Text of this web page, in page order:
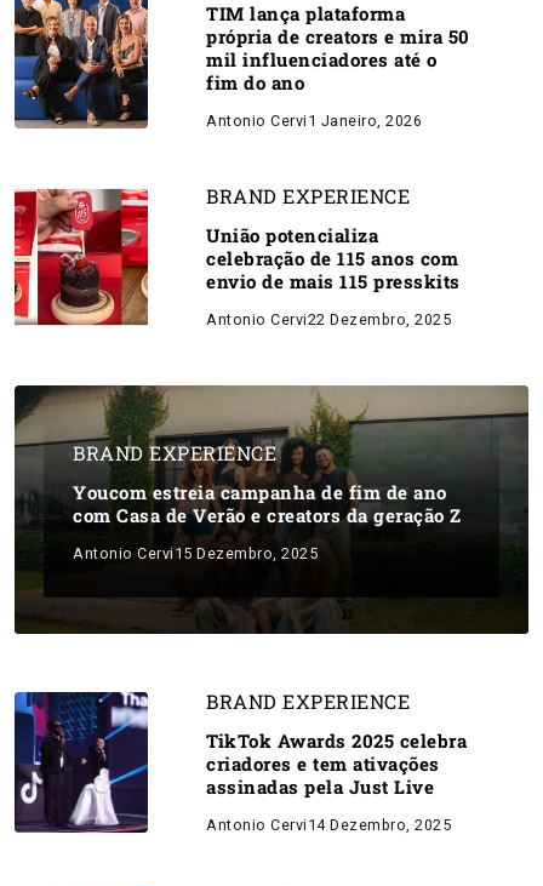
TIM lança plataforma
própria de creators e mira 50
mil influenciadores até o
fim do ano
Antonio Cervi 1 Janeiro, 2026
BRAND EXPERIENCE
União potencializa
celebração de 115 anos com
envio de mais 115 presskits
Antonio Cervi22 Dezembro, 2025
BRAND EXPERIENCE
Youcom estreia campanha de fim de ano
com Casa de Verão e creators da geração Z
Antonio Cervi 15 Dezembro, 2025
BRAND EXPERIENCE
TikTok Awards 2025 celebra
criadores e tem ativações
assinadas pela Just Live
Antonio Cervi 14 Dezembro, 2025